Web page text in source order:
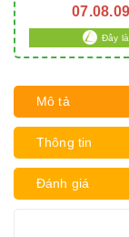
Đây
Mô tả
Thông tin
Đánh giá